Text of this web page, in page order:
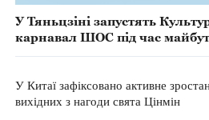
У Тяньцзіні запустять
карнавал ШОС під час
У Китаї зафіксовано активне
вихідних з нагоди свята Цінмін